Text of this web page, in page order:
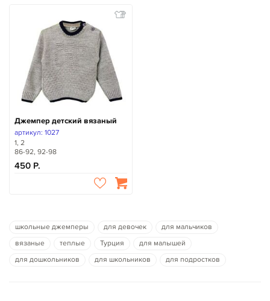
Джемпер детский вязаный
артикул: 1027
1, 2
86-92, 92-98
450
школьные джемперы для девочек
для мальчиков
вязаные
теплые Турция
для малышей
для дошкольников
для школьников для подростков